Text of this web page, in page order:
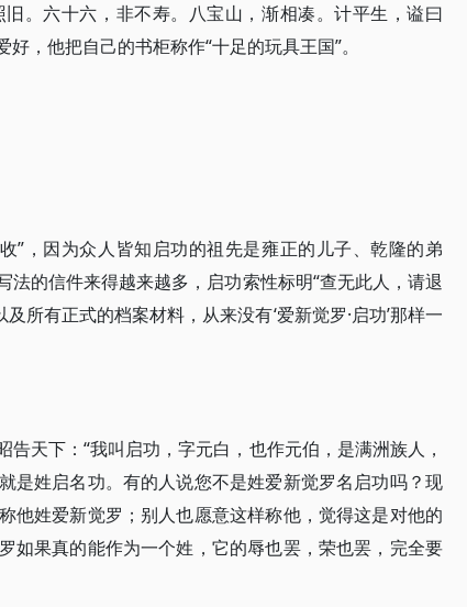
。六十六，非不寿。八宝山，渐相凑。计平生，谥曰
，他把自己的书柜称作“十足的玩具王国”。
”，因为众人皆知启功的祖先是雍正的儿子、乾隆的弟
的信件来得越来越多，启功索性标明“查无此人，请退
所有正式的档案材料，从来没有‘爱新觉罗·启功’那样一
天下：“我叫启功，字元白，也作元伯，是满洲族人，
是姓启名功。有的人说您不是姓爱新觉罗名启功吗？现
他姓爱新觉罗；别人也愿意这样称他，觉得这是对他的
如果真的能作为一个姓，它的辱也罢，荣也罢，完全要